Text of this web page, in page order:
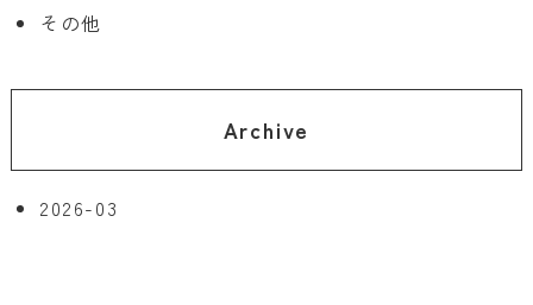
その他
Archive
2026-03